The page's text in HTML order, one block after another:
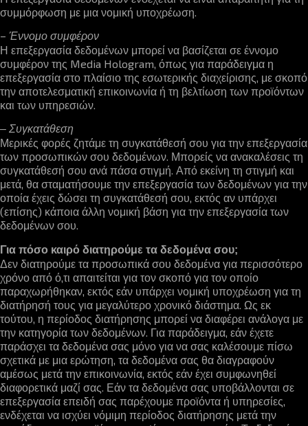
συμμόρφωση με μια νομική υποχρέωση.
– Έννομο συμφέρον
Η επεξεργασία δεδομένων μπορεί να βασίζεται σε έννομο
συμφέρον της Media Hologram, όπως για παράδειγμα η
επεξεργασία στο πλαίσιο της εσωτερικής διαχείρισης, με σκοπό
την αποτελεσματική επικοινωνία ή τη βελτίωση των προϊόντων
και των υπηρεσιών.
– Συγκατάθεση
Μερικές φορές ζητάμε τη συγκατάθεσή σου για την επεξεργασία
των προσωπικών σου δεδομένων. Μπορείς να ανακαλέσεις τη
συγκατάθεσή σου ανά πάσα στιγμή. Από εκείνη τη στιγμή και
μετά, θα σταματήσουμε την επεξεργασία των δεδομένων για την
οποία έχεις δώσει τη συγκατάθεσή σου, εκτός αν υπάρχει
(επίσης) κάποια άλλη νομική βάση για την επεξεργασία των
δεδομένων σου.
Για πόσο καιρό διατηρούμε τα δεδομένα σου;
Δεν διατηρούμε τα προσωπικά σου δεδομένα για περισσότερο
χρόνο από ό,τι απαιτείται για τον σκοπό για τον οποίο
παραχωρήθηκαν, εκτός εάν υπάρχει νομική υποχρέωση για τη
διατήρησή τους για μεγαλύτερο χρονικό διάστημα. Ως εκ
τούτου, η περίοδος διατήρησης μπορεί να διαφέρει ανάλογα με
την κατηγορία των δεδομένων. Για παράδειγμα, εάν έχετε
παράσχει τα δεδομένα σας μόνο για να σας καλέσουμε πίσω
σχετικά με μια ερώτηση, τα δεδομένα σας θα διαγραφούν
αμέσως μετά την επικοινωνία, εκτός εάν έχει συμφωνηθεί
διαφορετικά μαζί σας. Εάν τα δεδομένα σας υποβάλλονται σε
επεξεργασία επειδή σας παρέχουμε προϊόντα ή υπηρεσίες,
ενδέχεται να ισχύει νόμιμη περίοδος διατήρησης μετά την